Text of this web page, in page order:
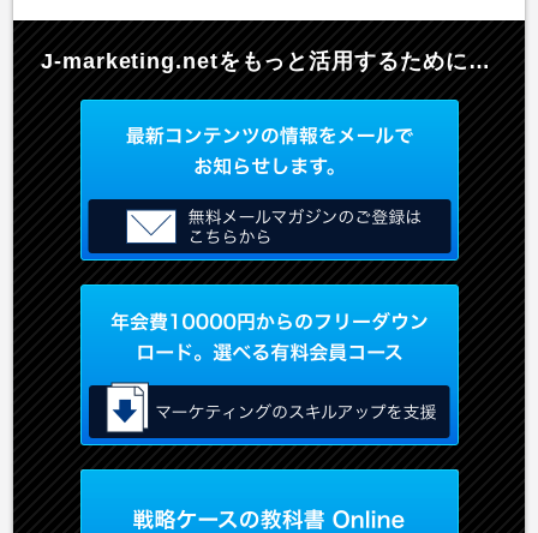
J-marketing.netを もっと活用するために…